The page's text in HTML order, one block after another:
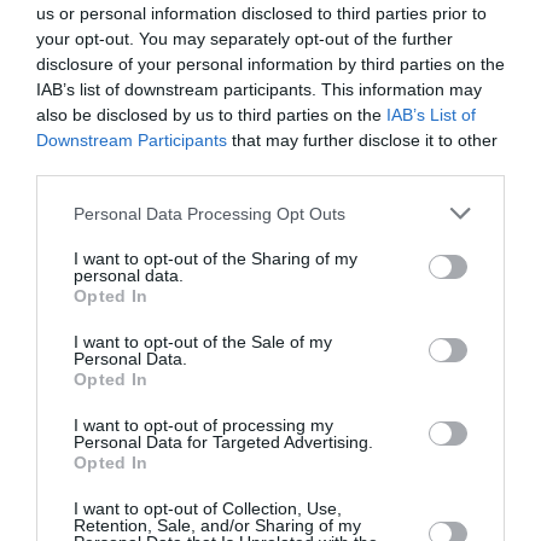
us or personal information disclosed to third parties prior to
your opt-out. You may separately opt-out of the further
disclosure of your personal information by third parties on the
IAB’s list of downstream participants. This information may
also be disclosed by us to third parties on the IAB’s List of
Downstream Participants that may further disclose it to other
Personal Data Processing Opt Outs
I want to opt-out of the Sharing of my
personal data.
Opted In
I want to opt-out of the Sale of my
Personal Data.
Opted In
I want to opt-out of processing my
Personal Data for Targeted Advertising.
Opted In
I want to opt-out of Collection, Use,
Retention, Sale, and/or Sharing of my
l’egiziano che aveva pagato 5mila euro ad un suo
connazionale per trovare un finto datore di
lavoro, con la promessa di ottenere il sospirato
permesso.
altre richieste per finti badanti, con l’inchiesta
che partita da Rimini ha portato a scoprire truffe
a Varese, Verona, Como, Lodi, Agrigento, Lecco,
Bergamo e Salerno.
Articolo precedente
Poste italiane vende case solo agli italiani.
Il Giudice: “Bando è da rifare”
Articolo seguente